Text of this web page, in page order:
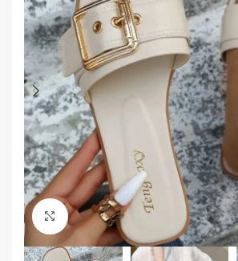
Click to enlarge